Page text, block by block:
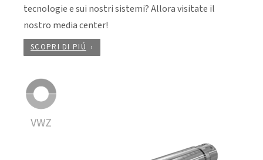
tecnologie e sui nostri sistemi? Allora visitate il
nostro media center!
SCOPRI DI PIÚ